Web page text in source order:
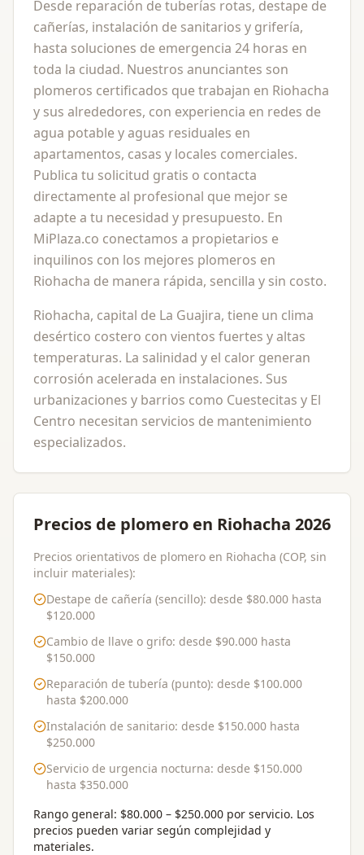
Desde reparación de tuberías rotas, destape de
cañerías, instalación de sanitarios y grifería,
hasta soluciones de emergencia 24 horas en
toda la ciudad. Nuestros anunciantes son
plomeros certificados que trabajan en Riohacha
y sus alrededores, con experiencia en redes de
agua potable y aguas residuales en
apartamentos, casas y locales comerciales.
Publica tu solicitud gratis o contacta
directamente al profesional que mejor se
adapte a tu necesidad y presupuesto. En
MiPlaza.co conectamos a propietarios e
inquilinos con los mejores plomeros en
Riohacha de manera rápida, sencilla y sin costo.
Riohacha, capital de La Guajira, tiene un clima
desértico costero con vientos fuertes y altas
temperaturas. La salinidad y el calor generan
corrosión acelerada en instalaciones. Sus
urbanizaciones y barrios como Cuestecitas y El
Centro necesitan servicios de mantenimiento
especializados.
Precios de plomero en Riohacha 2026
Precios orientativos de plomero en Riohacha (COP, sin
incluir materiales):
Destape de cañería (sencillo): desde $80.000 hasta
$120.000
Cambio de llave o grifo: desde $90.000 hasta
$150.000
Reparación de tubería (punto): desde $100.000
hasta $200.000
Instalación de sanitario: desde $150.000 hasta
$250.000
Servicio de urgencia nocturna: desde $150.000
hasta $350.000
Rango general: $80.000 – $250.000 por servicio. Los
precios pueden variar según complejidad y
materiales.